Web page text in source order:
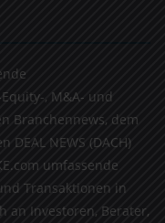
, M&A- und
Branchennews, dem
DEAL NEWS (DACH)
umfassende
Transaktionen in
an Investoren, Berater,